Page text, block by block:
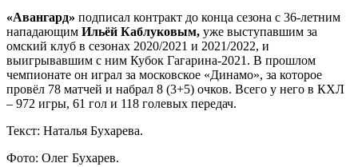
«Авангард» подписал контракт до конца сезона с 36-летним
нападающим Ильёй Каблуковым, уже выступавшим за
омский клуб в сезонах 2020/2021 и 2021/2022, и
выигрывавшим с ним Кубок Гагарина-2021. В прошлом
чемпионате он играл за московское «Динамо», за которое
провёл 78 матчей и набрал 8 (3+5) очков. Всего у него в КХЛ
– 972 игры, 61 гол и 118 голевых передач.
Текст: Наталья Бухарева.
Фото: Олег Бухарев.